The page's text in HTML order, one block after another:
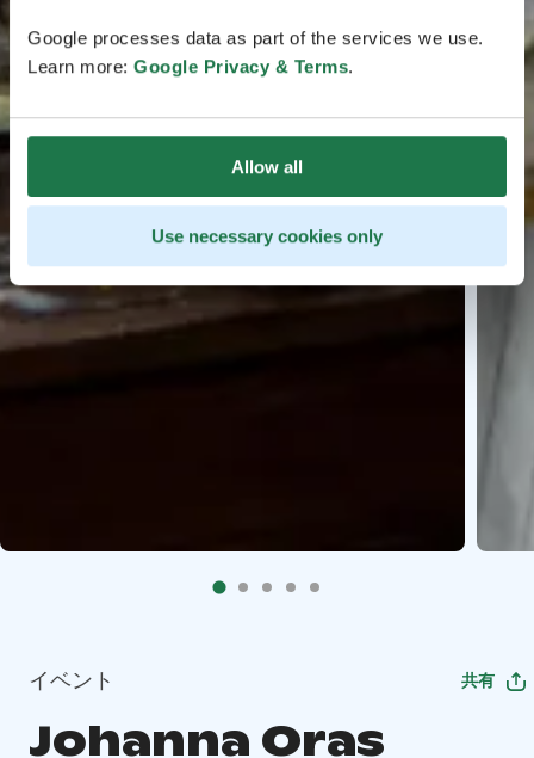
Google processes data as part of the services we use.
Learn more: Google Privacy & Terms.
Allow all
Use necessary cookies only
イベント 共有
Johanna Oras